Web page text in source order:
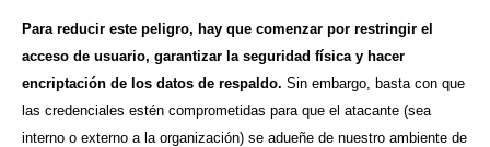
Para reducir este peligro, hay que comenzar por restringir el
acceso de usuario, garantizar la seguridad física y hacer
encriptación de los datos de respaldo. Sin embargo, basta con que
las credenciales estén comprometidas para que el atacante (sea
interno o externo a la organización) se adueñe de nuestro ambiente de